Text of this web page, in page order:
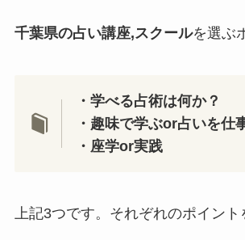
千葉県の占い講座,スクールを選ぶ
・学べる占術は何か？
・趣味で学ぶor占いを仕
・座学or実践
上記3つです。それぞれのポイント